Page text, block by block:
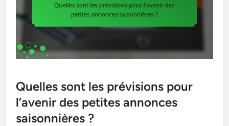
Quelles sont les prévisions pour
l’avenir des petites annonces
saisonnières ?